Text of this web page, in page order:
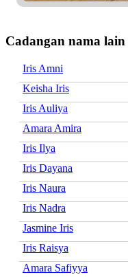
Cadangan nama
Iris Amni
Keisha Iris
Iris Auliya
Amara Amira
Iris Ilya
Iris Dayana
Iris Naura
Iris Nadra
Jasmine Iris
Iris Raisya
Amara Safiyya